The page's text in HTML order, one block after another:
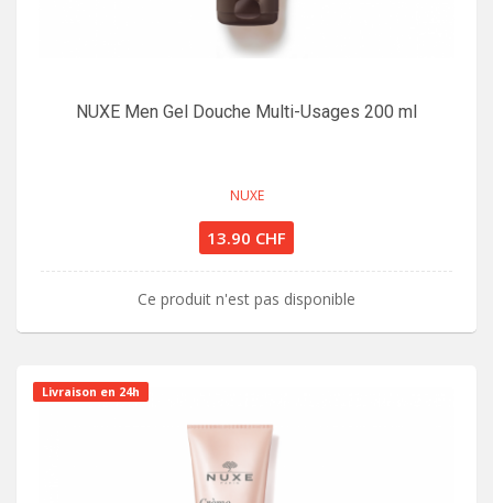
NUXE Men Gel Douche Multi-Usages 200 ml
NUXE
13.90 CHF
Ce produit n'est pas disponible
Livraison en 24h